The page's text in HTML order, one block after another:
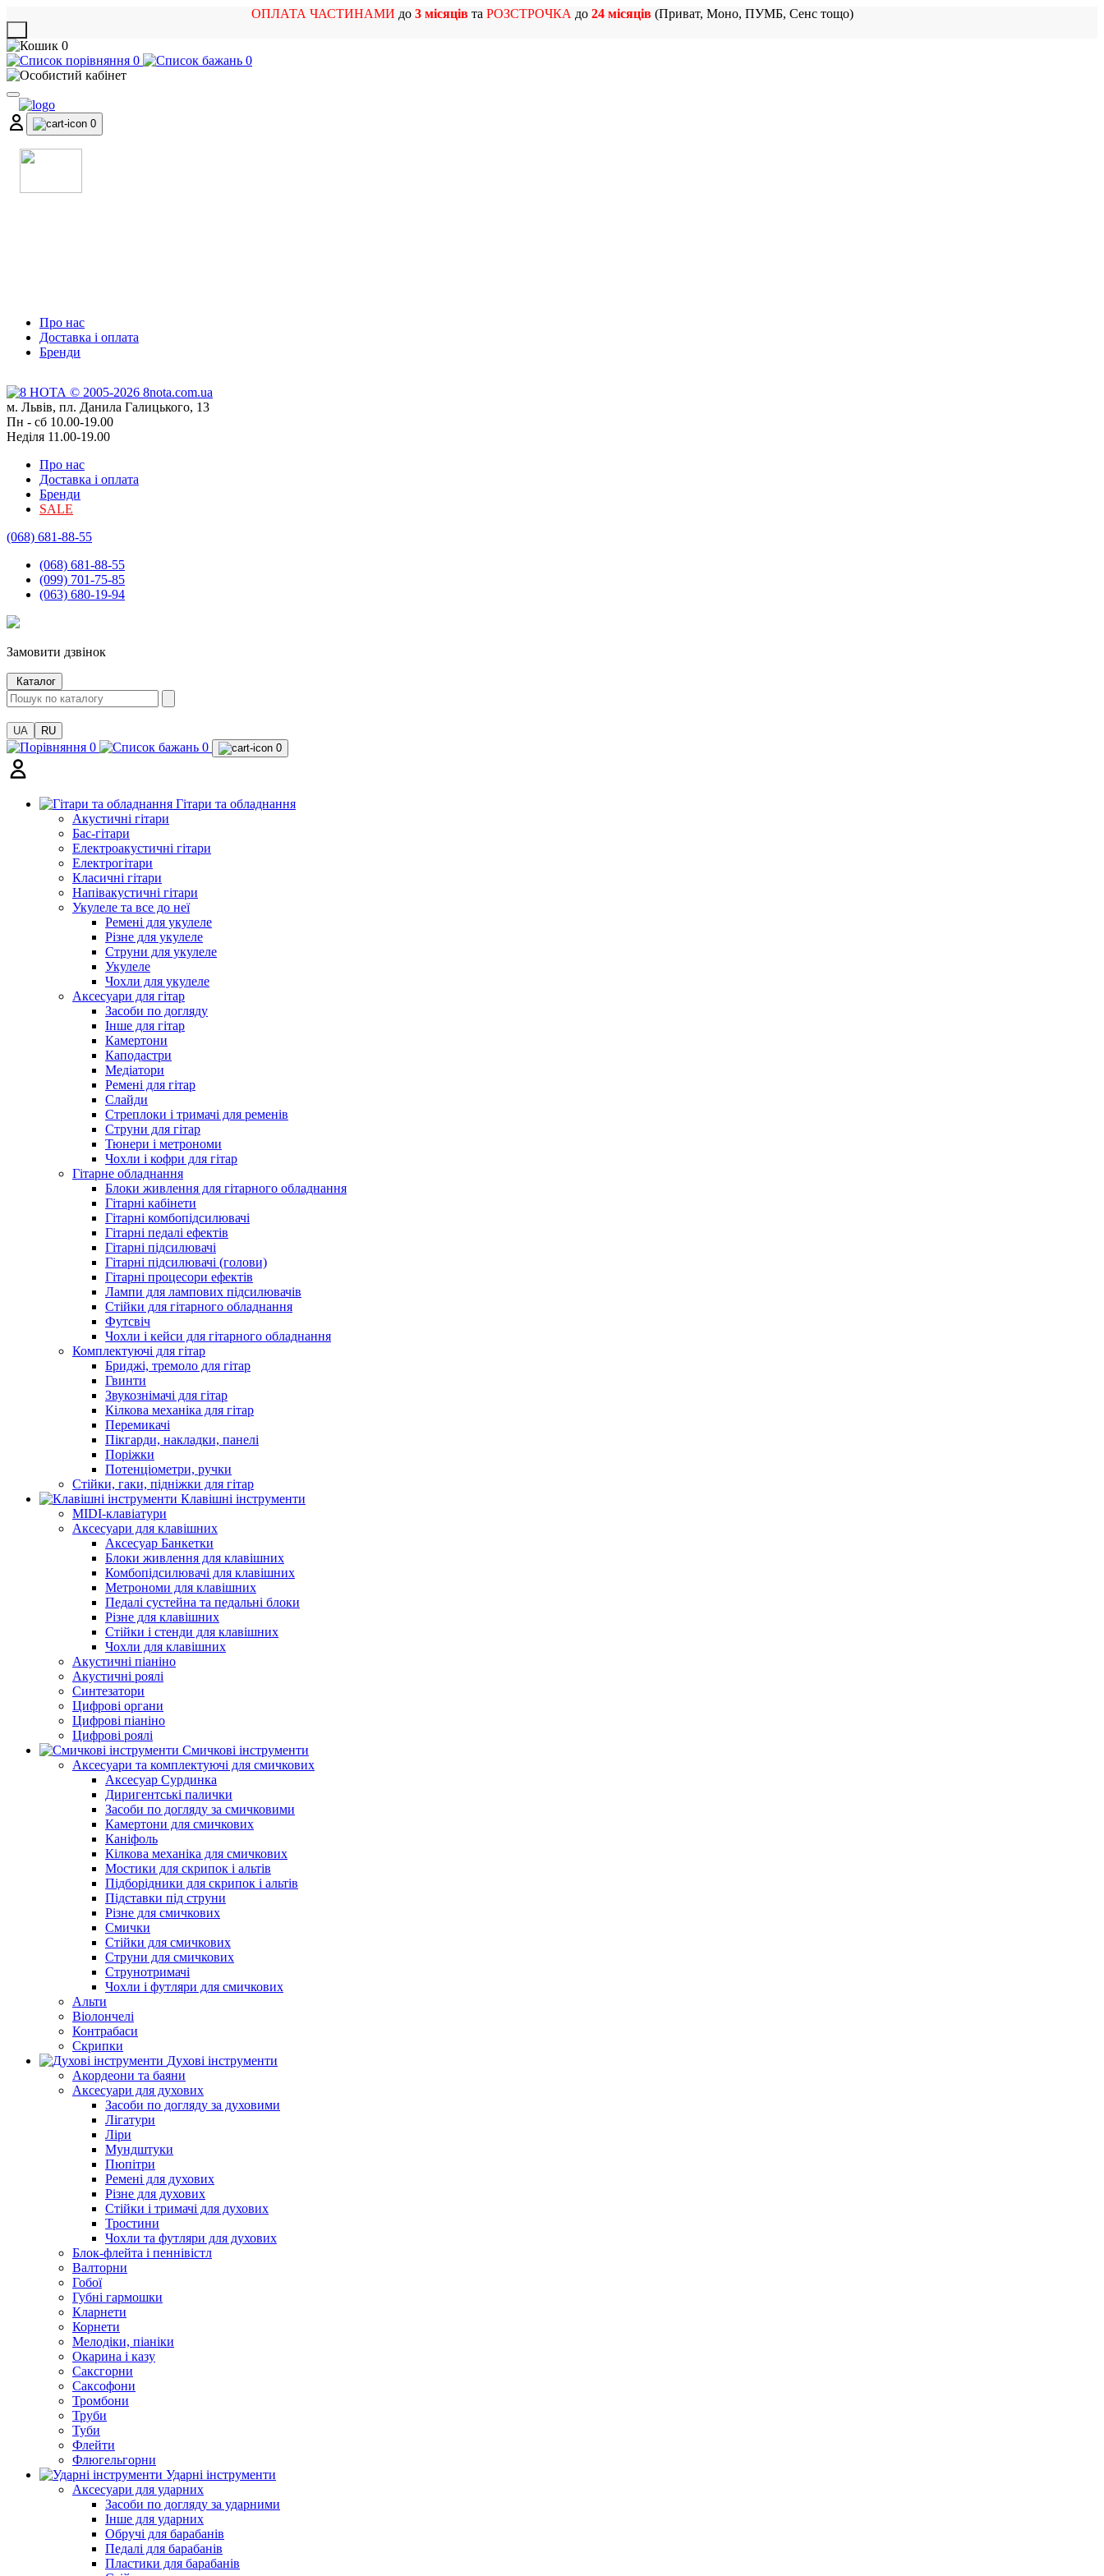
ОПЛАТА ЧАСТИНАМИ до 3 місяцівта РОЗСТРОЧКА до 24 місяців(Приват, Моно, ПУМБ, Сенс тощо)
0
0
0
0
Про нас
Доставка і оплата
Бренди
м. Львів, пл. Данила Галицького, 13
Пн - сб 10.00-19.00
Неділя 11.00-19.00
Про нас
Доставка і оплата
Бренди
SALE
(068) 681-88-55
(068) 681-88-55
(099) 701-75-85
(063) 680-19-94
Замовити дзвінок
Каталог
UA RU
0 0 0
Гітари та обладнання
Акустичні гітари
Бас-гітари
Електроакустичні гітари
Електрогітари
Класичні гітари
Напівакустичні гітари
Укулеле та все до неї
Ремені для укулеле
Різне для укулеле
Струни для укулеле
Укулеле
Чохли для укулеле
Аксесуари для гітар
Засоби по догляду
Інше для гітар
Камертони
Каподастри
Медіатори
Ремені для гітар
Слайди
Стреплоки і тримачі для ременів
Струни для гітар
Тюнери і метрономи
Чохли і кофри для гітар
Гітарне обладнання
Блоки живлення для гітарного обладнання
Гітарні кабінети
Гітарні комбопідсилювачі
Гітарні педалі ефектів
Гітарні підсилювачі
Гітарні підсилювачі (голови)
Гітарні процесори ефектів
Лампи для лампових підсилювачів
Стійки для гітарного обладнання
Футсвіч
Чохли і кейси для гітарного обладнання
Комплектуючі для гітар
Бриджі, тремоло для гітар
Гвинти
Звукознімачі для гітар
Кілкова механіка для гітар
Перемикачі
Пікгарди, накладки, панелі
Поріжки
Потенціометри, ручки
Стійки, гаки, підніжки для гітар
Клавішні інструменти
MIDI-клавіатури
Аксесуари для клавішних
Аксесуар Банкетки
Блоки живлення для клавішних
Комбопідсилювачі для клавішних
Метрономи для клавішних
Педалі сустейна та педальні блоки
Різне для клавішних
Стійки і стенди для клавішних
Чохли для клавішних
Акустичні піаніно
Акустичні роялі
Синтезатори
Цифрові органи
Цифрові піаніно
Цифрові роялі
Смичкові інструменти
Аксесуари та комплектуючі для смичкових
Аксесуар Сурдинка
Диригентські палички
Засоби по догляду за смичковими
Камертони для смичкових
Каніфоль
Кілкова механіка для смичкових
Мостики для скрипок і альтів
Підборiдники для скрипок і альтів
Підставки під струни
Різне для смичкових
Смички
Стійки для смичкових
Струни для смичкових
Струнотримачі
Чохли і футляри для смичкових
Альти
Віолончелі
Контрабаси
Скрипки
Духові інструменти
Акордеони та баяни
Аксесуари для духових
Засоби по догляду за духовими
Лігатури
Ліри
Мундштуки
Пюпітри
Ремені для духових
Різне для духових
Стійки і тримачі для духових
Тростини
Чохли та футляри для духових
Блок-флейта і пеннівістл
Валторни
Гобої
Губні гармошки
Кларнети
Корнети
Мелодіки, піаніки
Окарина і казу
Саксгорни
Саксофони
Тромбони
Труби
Туби
Флейти
Флюгельгорни
Ударні інструменти
Аксесуари для ударних
Засоби по догляду за ударними
Інше для ударних
Обручі для барабанів
Педалі для барабанів
Пластики для барабанів